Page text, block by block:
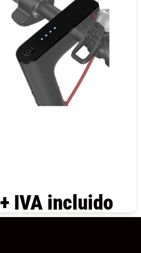
+ IVA incluido